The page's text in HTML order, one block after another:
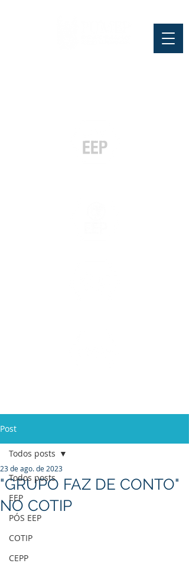
Post
Todos posts
EEP
PÓS EEP
COTIP
CEPP
Todos posts
"GRUPO FAZ DE CONTO"
NO COTIP
23 de ago. de 2023